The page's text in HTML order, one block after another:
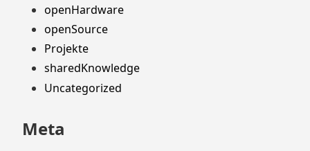
openHardware
openSource
Projekte
sharedKnowledge
Uncategorized
Meta